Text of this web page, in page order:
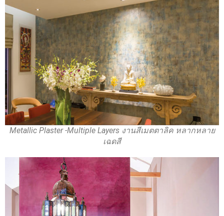
Metallic Plaster -Multiple Layers งานสีเมตตาลิค หลากหลาย
เฉดสี